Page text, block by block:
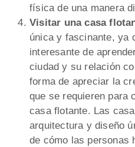
física de una manera
Visitar una casa
única y fascinante, ya
interesante de
ciudad y su relación
forma de apreciar la
que se requieren para
casa flotante. Las
arquitectura y diseño
de cómo las personas